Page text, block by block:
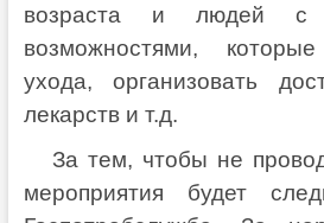
возраста и людей с
возможностями,
ухода, организовать
лекарств и т.д.
За тем, чтобы не
мероприятия будет